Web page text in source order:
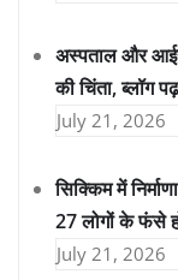
अस्पताल और
की चिंता, ब्लॉग
July 21, 2026
सिक्किम में
27 लोगों के फंसे
July 21, 2026